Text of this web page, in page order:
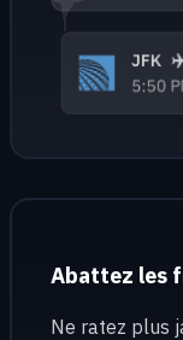
Abattez les
Ne ratez plus